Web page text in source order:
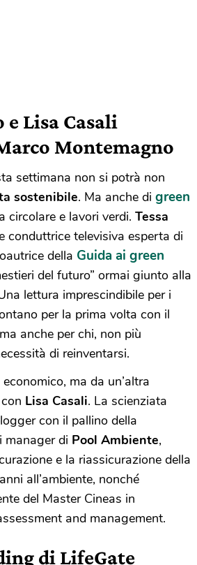
e Lisa Casali
Montemagno
settimana non si potrà non
sostenibile. Ma anche di green
circolare e lavori verdi. Tessa
conduttrice televisiva esperta di
della Guida ai green
del futuro” ormai giunto alla
lettura imprescindibile per i
per la prima volta con il
anche per chi, non più
di reinventarsi.
ma da un’altra
Lisa Casali. La scienziata
con il pallino della
manager di Pool Ambiente,
e la riassicurazione della
all’ambiente, nonché
del Master Cineas in
and management.
di LifeGate